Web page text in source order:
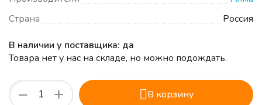
Страна
Россия
В наличии у поставщика: да
Товара нет у нас на складе, но можно подождать.
+
− В корзину